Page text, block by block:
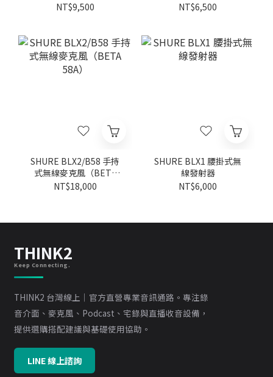
NT$9,500
NT$6,500
SHURE BLX2/B58 手持
式無線麥克風（BETA
58A）
NT$18,000
SHURE BLX1 腰掛式無
線發射器
NT$6,000
THINK2
Keep Connecting.
THINK2 台灣線上｜官方直營專業音訊通路。專注錄
音介面、麥克風、Podcast、宅錄與直播收音設備，
提供選購搭配建議與基礎使用協助。
LINE 線上諮詢